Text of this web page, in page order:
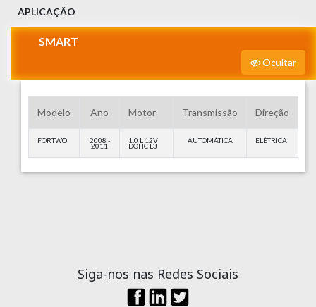
APLICAÇÃO
SMART
Ocultar
Modelo Ano Motor Transmissão Direção
FORTWO 2008 -
2011
1.0 L 12V
DOHC L3
AUTOMÁTICA ELÉTRICA
Siga-nos nas Redes Sociais